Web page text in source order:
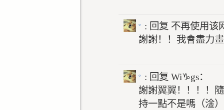
。 : 回复 不再使用该
謝謝！！我會盡力
。 : 回复 Wi♑gs：
謝謝翼翼！！！！
持一點不是嗎（淦）